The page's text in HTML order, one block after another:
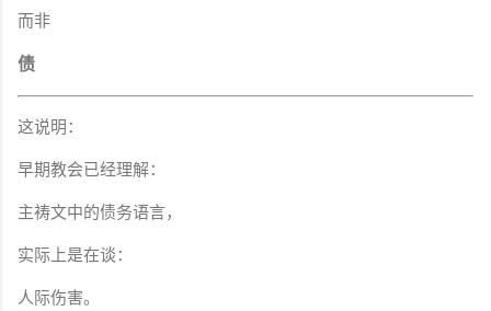
而非
债
这说明：
早期教会已经理解：
主祷文中的债务语言，
实际上是在谈：
人际伤害。